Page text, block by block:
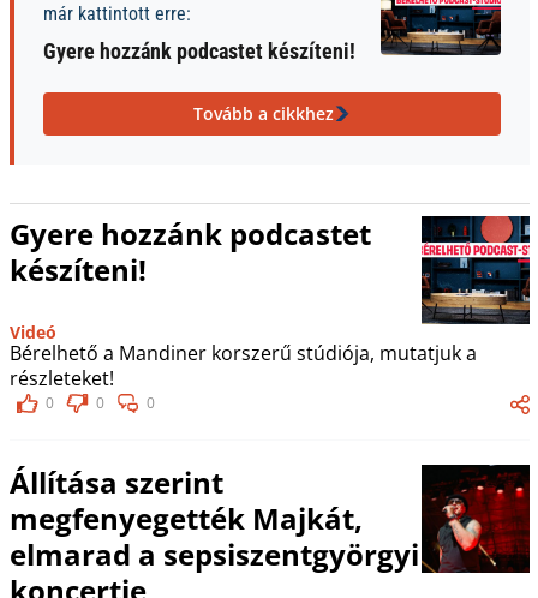
már kattintott erre:
Gyere hozzánk podcastet készíteni!
Tovább a cikkhez
Gyere hozzánk podcastet
készíteni!
Videó
Bérelhető a Mandiner korszerű stúdiója, mutatjuk a
részleteket!
0 0 0
Állítása szerint
megfenyegették Majkát,
elmarad a sepsiszentgyörgyi
koncertje